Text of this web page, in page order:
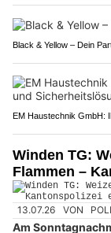
Black & Yellow – Dein
EM Haustechnik GmbH:
Winden TG:
Flammen –
13.07.26 VON
Am